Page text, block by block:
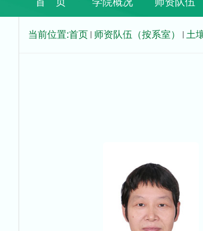
当前位置:首页 师资队伍（按系室） 土